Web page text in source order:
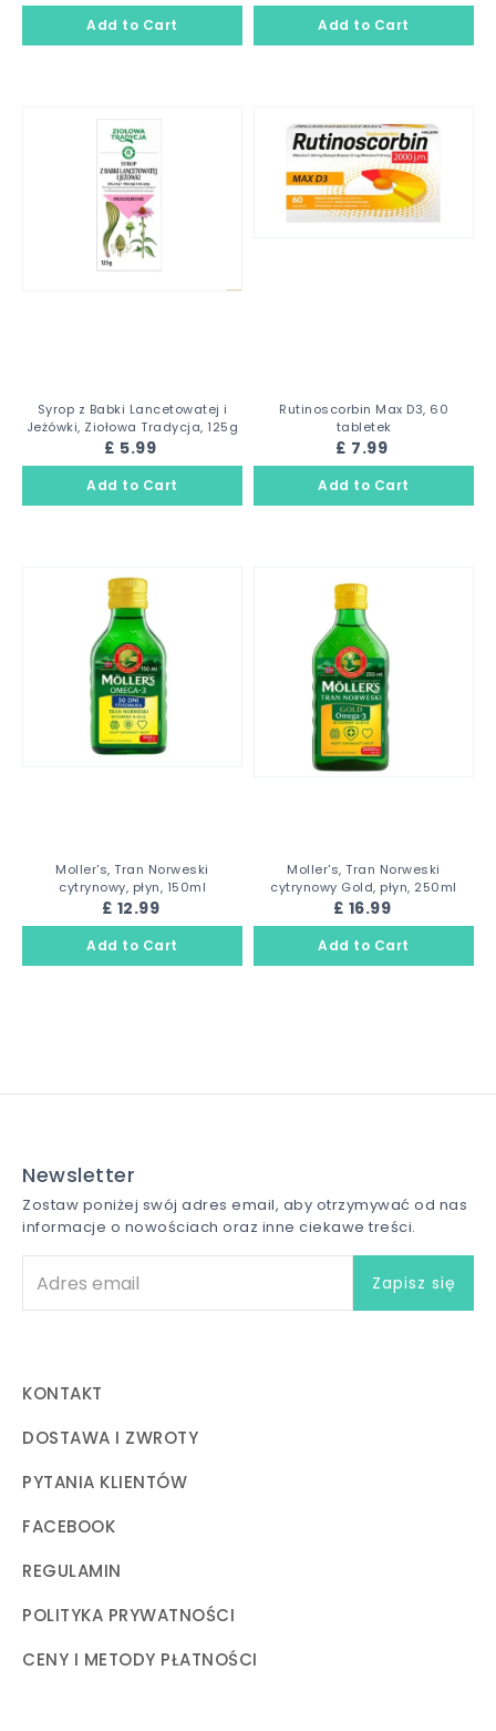
Syrop z Babki Lancetowatej i
Jeżówki, Ziołowa Tradycja, 125g
£ 5.99
Rutinoscorbin Max D3, 60
tabletek
£ 7.99
Moller's, Tran Norweski
cytrynowy, płyn, 150ml
£ 12.99
Moller's, Tran Norweski
cytrynowy Gold, płyn, 250ml
£ 16.99
Newsletter
Zostaw poniżej swój adres email, aby otrzymywać od nas
informacje o nowościach oraz inne ciekawe treści.
KONTAKT
DOSTAWA I ZWROTY
PYTANIA KLIENTÓW
FACEBOOK
REGULAMIN
POLITYKA PRYWATNOŚCI
CENY I METODY PŁATNOŚCI